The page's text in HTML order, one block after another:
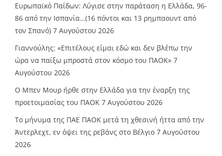
Ευρωπαϊκό Παίδων: Λύγισε στην παράταση η Ελλάδα, 96-
86 από την Ισπανία…(16 πόντοι και 13 ρημπαουντ από
τον Σπανό) 7 Αυγούστου 2026
Γιαννούλης: «Επιτέλους είμαι εδώ και δεν βλέπω την
ώρα να παίξω μπροστά στον κόσμο του ΠΑΟΚ» 7
Αυγούστου 2026
O Mπεν Μουρ ήρθε στην Ελλάδα για την έναρξη της
προετοιμασίας του ΠΑΟΚ 7 Αυγούστου 2026
Το μήνυμα της ΠΑΕ ΠΑΟΚ μετά τη χθεσινή ήττα από την
Άντερλεχτ, εν όψει της ρεβάνς στο Βέλγιο 7 Αυγούστου
2026